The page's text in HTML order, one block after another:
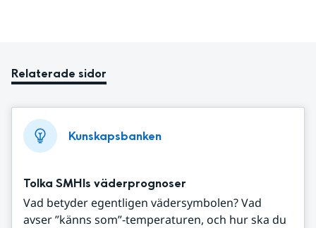
Relaterade sidor
Kunskapsbanken
Tolka SMHIs väderprognoser
Vad betyder egentligen vädersymbolen? Vad
avser ”känns som”-temperaturen, och hur ska du